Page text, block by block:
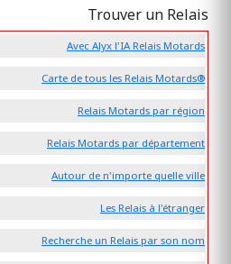
Trouver un Relais
Avec Alyx l'IA Relais Motards
Carte de tous les Relais Motards®
Relais Motards par région
Relais Motards par département
Autour de n'importe quelle ville
Les Relais à l'étranger
Recherche un Relais par son nom